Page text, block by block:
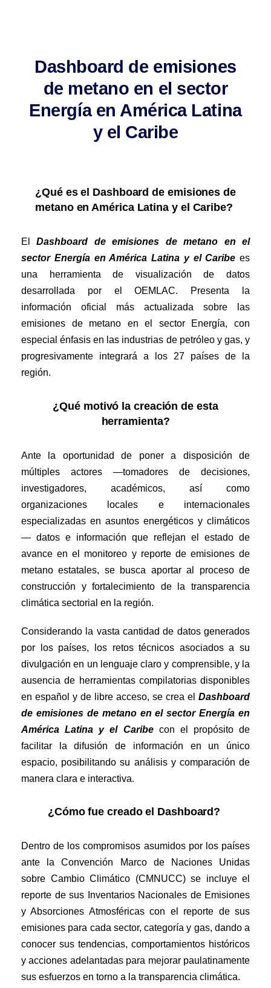
ContactoDashboard de emisiones
de metano en el sector
Energía en América Latina
y el Caribe
¿Qué es el Dashboard de emisiones de
metano en América Latina y el Caribe?
ElDashboard de emisiones de metano enel
sector Energía enAmérica Latina y el Caribe es
una herramienta de visualización de datos
desarrollada por el OEMLAC. Presenta
la
información oficial más actualizada sobre las
emisiones de metano en el sector Energía, con
especial énfasis en las industrias depetróleo y gas, y
progresivamente integrará a los 27 países de la
región.
¿Qué motivó la creación de esta
herramienta?
Ante la oportunidad de poner a disposición de
múltiples actores —tomadores de decisiones,
investigadores, académicos, así como
organizaciones locales e internacionales
especializadas en asuntos energéticos y climáticos
— datos e información que reflejan el estado de
avance en el monitoreo y reporte de emisiones de
metano estatales, se busca aportar al proceso de
construcción y fortalecimiento de la transparencia
climática sectorial en la región.
Considerando la vasta cantidad de datos generados
por los países, los retos técnicos asociados a su
divulgación en un lenguaje claro y comprensible, y la
ausencia de herramientas compilatorias disponibles
en español y de libre acceso, se crea el Dashboard
de emisiones de metano en el sector Energía en
América Latina y el Caribecon el propósito de
facilitar la difusión de información en un único
espacio, posibilitando su análisis y comparación de
manera clara e interactiva.
¿Cómo fue creado el Dashboard ?
Dentro de los compromisos asumidos por los países
ante la Convención Marco de Naciones Unidas
sobre Cambio Climático (CMNUCC) se incluye el
reporte de sus Inventarios Nacionales de Emisiones
y Absorciones Atmosféricas con el reporte de sus
emisiones para cada sector, categoría y gas, dando a
conocer sus tendencias, comportamientos históricos
y acciones adelantadas para mejorar paulatinamente
sus esfuerzos en torno a la transparencia climática.